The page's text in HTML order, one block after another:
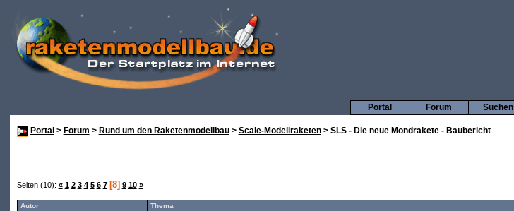
Suchen
Forum
Portal
Portal > Forum > Rund um den Raketenmodellbau> Scale-Modellraketen> SLS - Die neue Mondrakete - Baubericht
Seiten (10): « 1 2 3 4 5 6 7 [8] 9 10 »
Autor Thema